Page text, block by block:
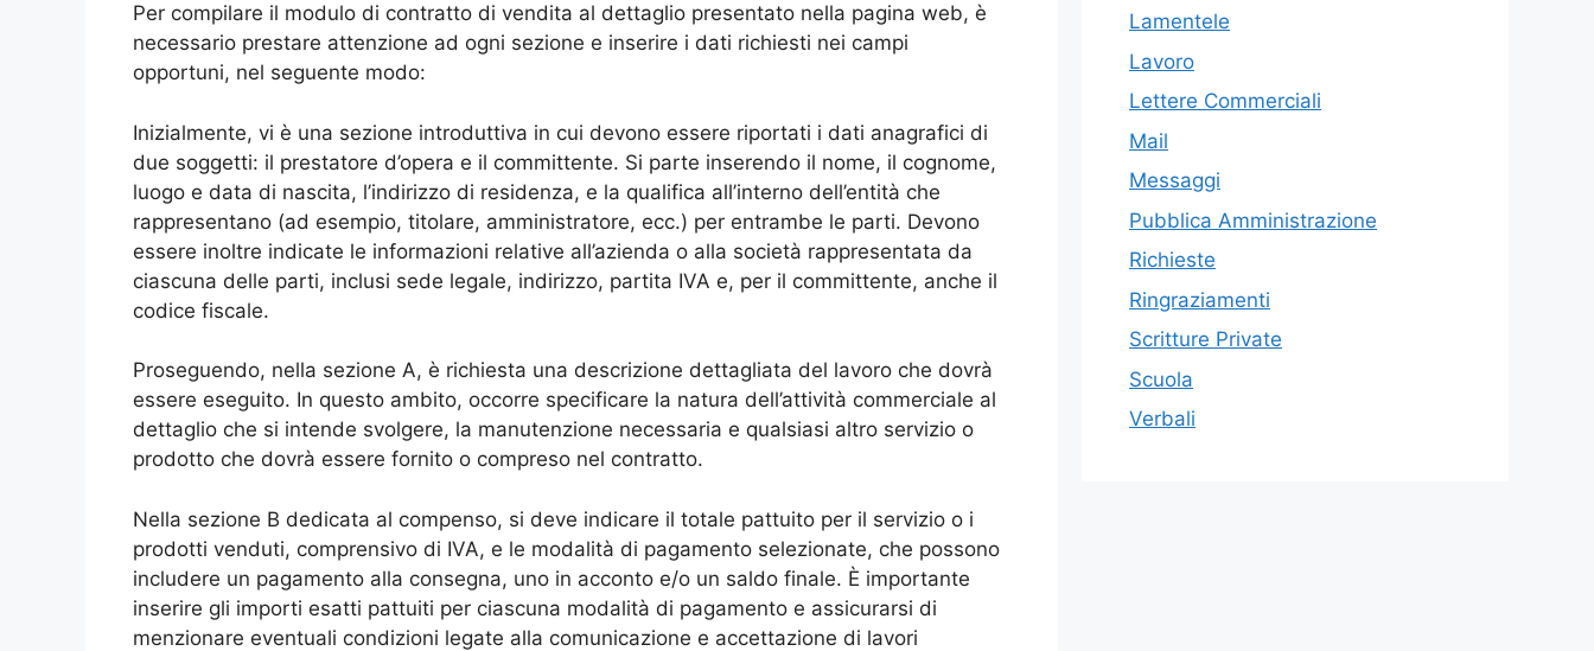
Per compilare il modulo di contratto di vendita al dettaglio presentato nella pagina web, è
necessario prestare attenzione ad ogni sezione e inserire i dati richiesti nei campi
opportuni, nel seguente modo:
Inizialmente, vi è una sezione introduttiva in cui devono essere riportati i dati anagrafici di
due soggetti: il prestatore d’opera e il committente. Si parte inserendo il nome, il cognome,
luogo e data di nascita, l’indirizzo di residenza, e la qualifica all’interno dell’entità che
rappresentano (ad esempio, titolare, amministratore, ecc.) per entrambe le parti. Devono
essere inoltre indicate le informazioni relative all’azienda o alla società rappresentata da
ciascuna delle parti, inclusi sede legale, indirizzo, partita IVA e, per il committente, anche il
codice fiscale.
Proseguendo, nella sezione A, è richiesta una descrizione dettagliata del lavoro che dovrà
essere eseguito. In questo ambito, occorre specificare la natura dell’attività commerciale al
dettaglio che si intende svolgere, la manutenzione necessaria e qualsiasi altro servizio o
prodotto che dovrà essere fornito o compreso nel contratto.
Nella sezione B dedicata al compenso, si deve indicare il totale pattuito per il servizio o i
prodotti venduti, comprensivo di IVA, e le modalità di pagamento selezionate, che possono
includere un pagamento alla consegna, uno in acconto e/o un saldo finale. È importante
inserire gli importi esatti pattuiti per ciascuna modalità di pagamento e assicurarsi di
menzionare eventuali condizioni legate alla comunicazione e accettazione di lavori
Lamentele
Lavoro
Lettere Commerciali
Mail
Messaggi
Pubblica Amministrazione
Richieste
Ringraziamenti
Scritture Private
Scuola
Verbali